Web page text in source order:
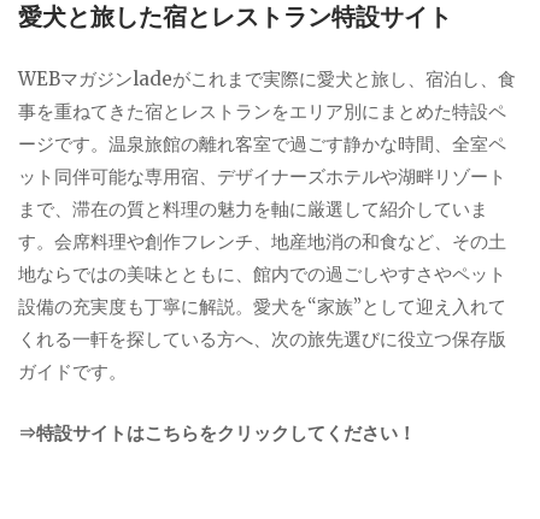
愛犬と旅した宿とレストラン特設サイト
WEBマガジンladeがこれまで実際に愛犬と旅し、宿泊し、食
事を重ねてきた宿とレストランをエリア別にまとめた特設ペ
ージです。温泉旅館の離れ客室で過ごす静かな時間、全室ペ
ット同伴可能な専用宿、デザイナーズホテルや湖畔リゾート
まで、滞在の質と料理の魅力を軸に厳選して紹介していま
す。会席料理や創作フレンチ、地産地消の和食など、その土
地ならではの美味とともに、館内での過ごしやすさやペット
設備の充実度も丁寧に解説。愛犬を“家族”として迎え入れて
くれる一軒を探している方へ、次の旅先選びに役立つ保存版
ガイドです。
⇒特設サイトはこちらをクリックしてください！